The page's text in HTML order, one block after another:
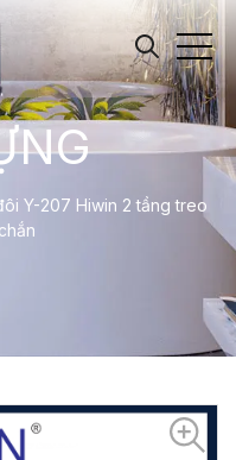
Y-207 Hiwin 2 tầng treo